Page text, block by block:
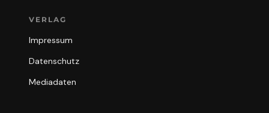
VERLAG
Impressum
Datenschutz
Mediadaten